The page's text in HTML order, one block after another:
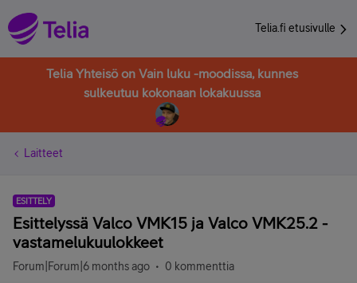
Telia.fi etusivulle
Telia Yhteisö on Vain luku -moodissa, kunnes
sulkeutuu kokonaan lokakuussa
Laitteet
ESITTELY
Esittelyssä Valco VMK15 ja Valco VMK25.2 -
vastamelukuulokkeet
Forum|Forum|6 months ago 0 kommenttia